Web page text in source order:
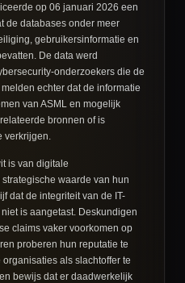
op 06 januari 2026 een
de databases onder meer
gebruikersinformatie en
De data werd
onderzoekers die de
echter dat de informatie
van ASML en mogelijk
bronnen of is
verkrijgen.
is van digitale
waarde van hun
dat de integriteit van de IT-
is aangetast. Deskundigen
claims vaker voorkomen op
proberen hun reputatie te
als slachtoffer te
bewijs dat er daadwerkelijk